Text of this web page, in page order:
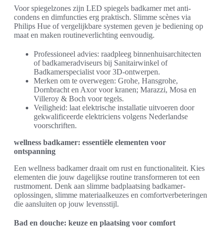
Voor spiegelzones zijn LED spiegels badkamer met anti-
condens en dimfuncties erg praktisch. Slimme scènes via
Philips Hue of vergelijkbare systemen geven je bediening op
maat en maken routineverlichting eenvoudig.
Professioneel advies: raadpleeg binnenhuisarchitecten
of badkameradviseurs bij Sanitairwinkel of
Badkamerspecialist voor 3D-ontwerpen.
Merken om te overwegen: Grohe, Hansgrohe,
Dornbracht en Axor voor kranen; Marazzi, Mosa en
Villeroy & Boch voor tegels.
Veiligheid: laat elektrische installatie uitvoeren door
gekwalificeerde elektriciens volgens Nederlandse
voorschriften.
wellness badkamer: essentiële elementen voor
ontspanning
Een wellness badkamer draait om rust en functionaliteit. Kies
elementen die jouw dagelijkse routine transformeren tot een
rustmoment. Denk aan slimme badplaatsing badkamer-
oplossingen, slimme materiaalkeuzes en comfortverbeteringen
die aansluiten op jouw levensstijl.
Bad en douche: keuze en plaatsing voor comfort